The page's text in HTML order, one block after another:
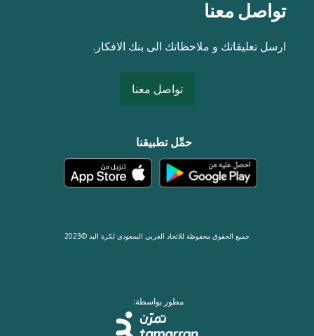
تواصل معنا
ارسل تعليقاتك و ملاحظاتك الى بنك الافكار.
تواصل معنا
حمِّل تطبيقنا
جميع الحقوق محفوظة للاتحاد العربي السعودي لكرة اليد ©2023
مطور بواسطة: